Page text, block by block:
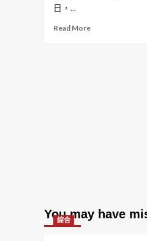
日，...
Read MoreRead
遭
You may have
綜合